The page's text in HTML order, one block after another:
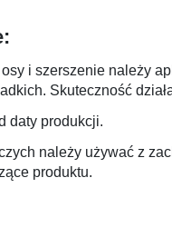
i szerszenie należy
Skuteczność
daty produkcji.
należy używać z
produktu.